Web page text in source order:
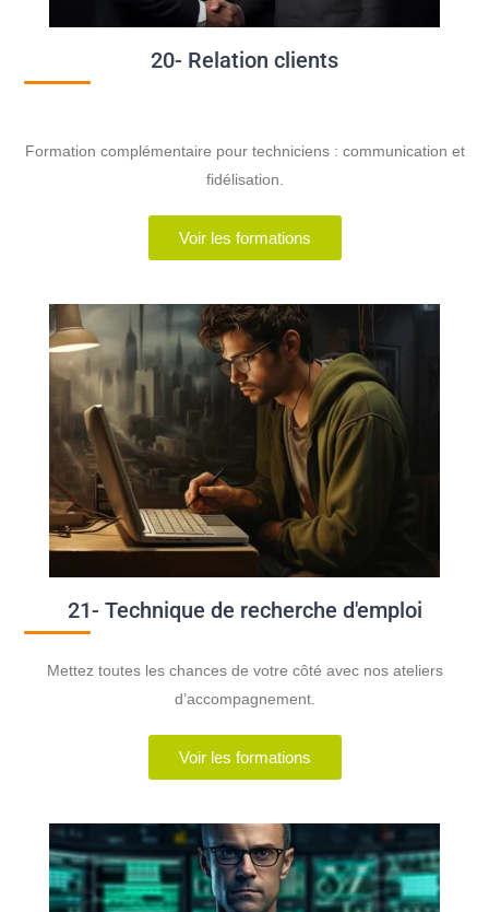
20- Relation clients
Formation complémentaire pour techniciens : communication et
fidélisation.
Voir les formations
21- Technique de recherche d'emploi
Mettez toutes les chances de votre côté avec nos ateliers
d’accompagnement.
Voir les formations